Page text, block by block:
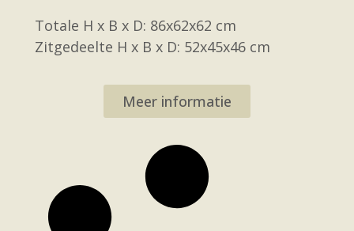
Totale H x B x D: 86x62x62 cm
Zitgedeelte H x B x D: 52x45x46 cm
Meer informatie